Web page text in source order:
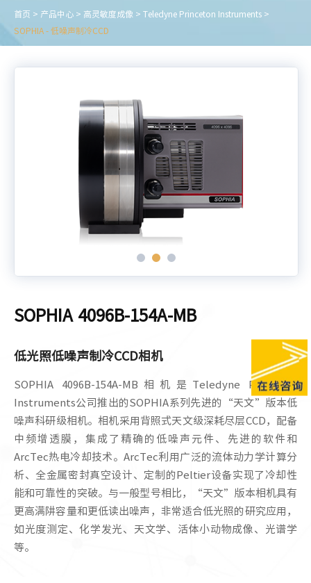
首页 > 产品中心 > 高灵敏度成像 > Teledyne Princeton Instruments >
SOPHIA - 低噪声制冷CCD
SOPHIA 4096B-154A-MB
低光照低噪声制冷CCD相机
SOPHIA 4096B-154A-MB相机是Teledyne Princeton
Instruments公司推出的SOPHIA系列先进的“天文”版本低
噪声科研级相机。相机采用背照式天文级深耗尽层CCD，配备
中频增透膜，集成了精确的低噪声元件、先进的软件和
ArcTec热电冷却技术。ArcTec利用广泛的流体动力学计算分
析、全金属密封真空设计、定制的Peltier设备实现了冷却性
能和可靠性的突破。与一般型号相比，“天文”版本相机具有
更高满阱容量和更低读出噪声，非常适合低光照的研究应用，
如光度测定、化学发光、天文学、活体小动物成像、光谱学
等。